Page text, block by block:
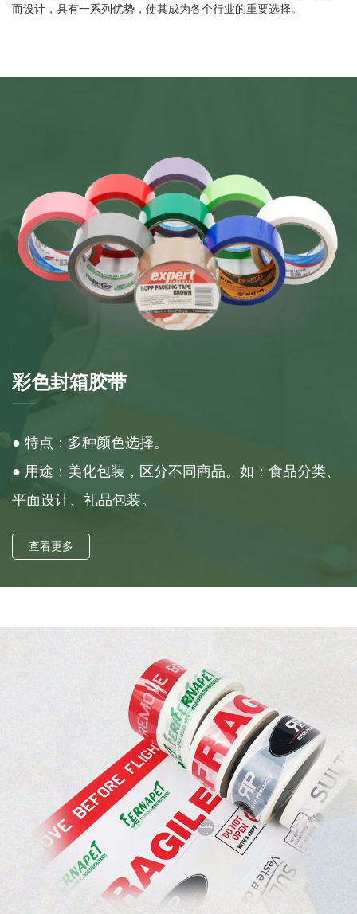
而设计，具有一系列优势，使其成为各个行业的重要选择。
彩色封箱胶带
● 特点：多种颜色选择。
● 用途：美化包装，区分不同商品。如：食品分类、
平面设计、礼品包装。
查看更多